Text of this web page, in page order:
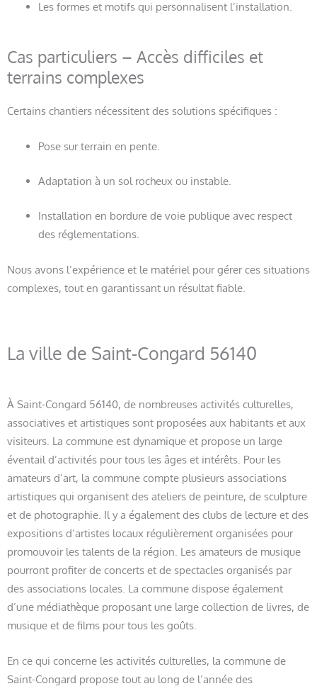
Les formes et motifs qui personnalisent l’installation.
Cas particuliers – Accès difficiles et
terrains complexes
Certains chantiers nécessitent des solutions spécifiques :
Pose sur terrain en pente.
Adaptation à un sol rocheux ou instable.
Installation en bordure de voie publique avec respect
des réglementations.
Nous avons l’expérience et le matériel pour gérer ces situations
complexes, tout en garantissant un résultat fiable.
La ville de Saint-Congard 56140
À Saint-Congard 56140, de nombreuses activités culturelles,
associatives et artistiques sont proposées aux habitants et aux
visiteurs. La commune est dynamique et propose un large
éventail d’activités pour tous les âges et intérêts. Pour les
amateurs d’art, la commune compte plusieurs associations
artistiques qui organisent des ateliers de peinture, de sculpture
et de photographie. Il y a également des clubs de lecture et des
expositions d’artistes locaux régulièrement organisées pour
promouvoir les talents de la région. Les amateurs de musique
pourront profiter de concerts et de spectacles organisés par
des associations locales. La commune dispose également
d’une médiathèque proposant une large collection de livres, de
musique et de films pour tous les goûts.
En ce qui concerne les activités culturelles, la commune de
Saint-Congard propose tout au long de l’année des